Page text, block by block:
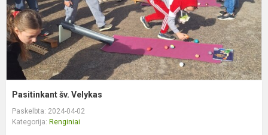
Pasitinkant šv. Velykas
Paskelbta: 2024-04-02
Kategorija: Renginiai